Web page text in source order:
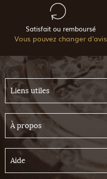
Satisfait ou remboursé
Vous pouvez changer d'avis
Liens utiles
À propos
Aide